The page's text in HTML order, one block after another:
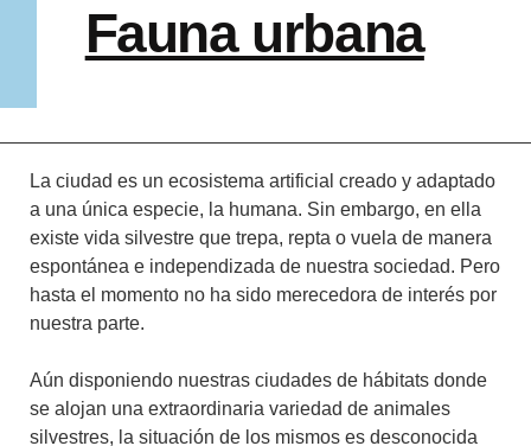
Fauna urbana
La ciudad es un ecosistema artificial creado y adaptado
a una única especie, la humana. Sin embargo, en ella
existe vida silvestre que trepa, repta o vuela de manera
espontánea e independizada de nuestra sociedad. Pero
hasta el momento no ha sido merecedora de interés por
nuestra parte.
Aún disponiendo nuestras ciudades de hábitats donde
se alojan una extraordinaria variedad de animales
silvestres, la situación de los mismos es desconocida